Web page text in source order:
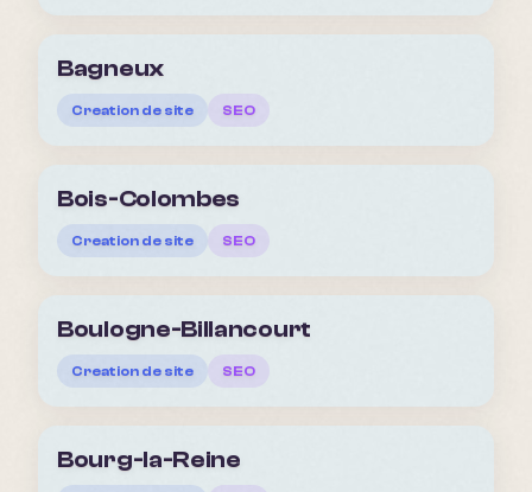
Bagneux
Creation de site SEO
Bois-Colombes
Creation de site SEO
Boulogne-Billancourt
Creation de site SEO
Bourg-la-Reine